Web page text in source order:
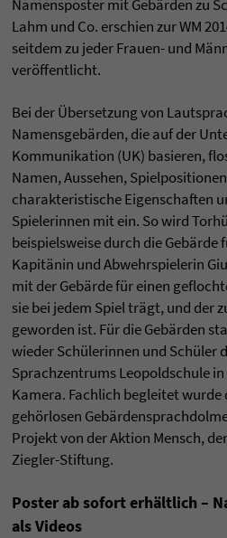
Namensposter mit Gebärden zu
Lahm und Co. erschien zur WM
seitdem zu jeder Frauen- und
veröffentlicht.
Bei der Übersetzung von
Namensgebärden, die auf der
Kommunikation (UK) basieren,
Namen, Aussehen,
charakteristische Eigenschaften
Spielerinnen mit ein. So wird
beispielsweise durch die Gebärde
Kapitänin und Abwehrspielerin
mit der Gebärde für einen
sie bei jedem Spiel trägt, und der
geworden ist. Für die Gebärden
wieder Schülerinnen und Schüler
Sprachzentrums Leopoldschule
Kamera. Fachlich begleitet wurde
gehörlosen
Projekt von der Aktion Mensch,
Ziegler-Stiftung.
Poster ab sofort erhältlich –
als Videos